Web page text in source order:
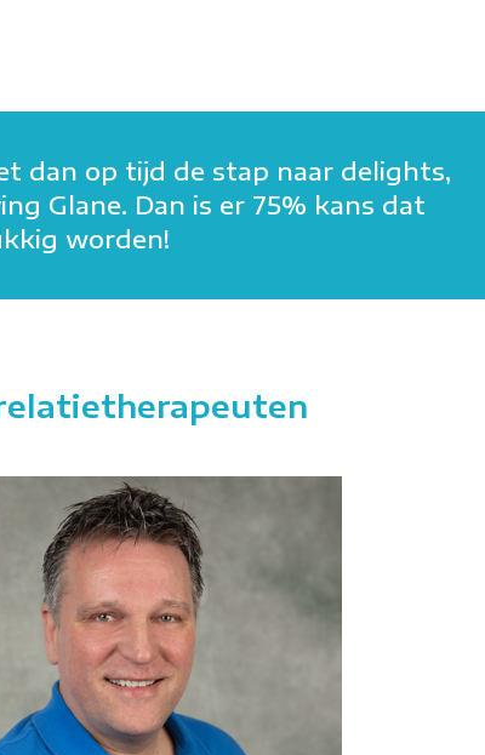
dan op tijd de stap naar delights,
Glane. Dan is er 75% kans dat
worden!